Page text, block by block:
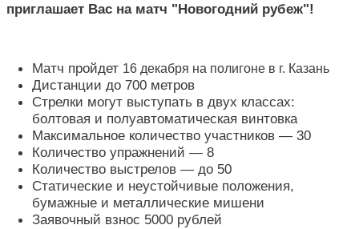
приглашает Вас на матч "Новогодний рубеж"!
Матч пройдет 16 декабря на полигоне в г. Казань
Дистанции до 700 метров
Стрелки могут выступать в двух классах:
болтовая и полуавтоматическая винтовка
Максимальное количество участников — 30
Количество упражнений — 8
Количество выстрелов — до 50
Статические и неустойчивые положения,
бумажные и металлические мишени
Заявочный взнос 5000 рублей